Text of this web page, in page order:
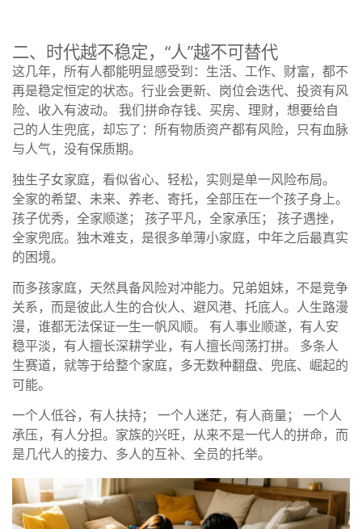
二、时代越不稳定，“人”越不可替代
这几年，所有人都能明显感受到：生活、工作、财富，都不
再是稳定恒定的状态。行业会更新、岗位会迭代、投资有风
险、收入有波动。 我们拼命存钱、买房、理财，想要给自
己的人生兜底，却忘了：所有物质资产都有风险，只有血脉
与人气，没有保质期。
独生子女家庭，看似省心、轻松，实则是单一风险布局。
全家的希望、未来、养老、寄托，全部压在一个孩子身上。
孩子优秀，全家顺遂； 孩子平凡，全家承压； 孩子遇挫，
全家兜底。独木难支，是很多单薄小家庭，中年之后最真实
的困境。
而多孩家庭，天然具备风险对冲能力。兄弟姐妹，不是竞争
关系，而是彼此人生的合伙人、避风港、托底人。人生路漫
漫，谁都无法保证一生一帆风顺。 有人事业顺遂，有人安
稳平淡，有人擅长深耕学业，有人擅长闯荡打拼。 多条人
生赛道，就等于给整个家庭，多无数种翻盘、兜底、崛起的
可能。
一个人低谷，有人扶持； 一个人迷茫，有人商量； 一个人
承压，有人分担。家族的兴旺，从来不是一代人的拼命，而
是几代人的接力、多人的互补、全员的托举。